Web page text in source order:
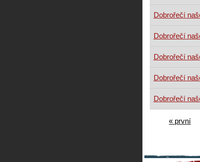
Dobrořečí
Dobrořečí
Dobrořečí
Dobrořečí
Dobrořečí
« první